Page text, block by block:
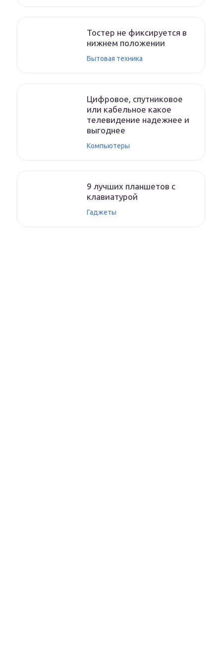
Тостер не фиксируется в
нижнем положении
Бытовая техника
Цифровое, спутниковое
или кабельное какое
телевидение надежнее и
выгоднее
Компьютеры
9 лучших планшетов с
клавиатурой
Гаджеты